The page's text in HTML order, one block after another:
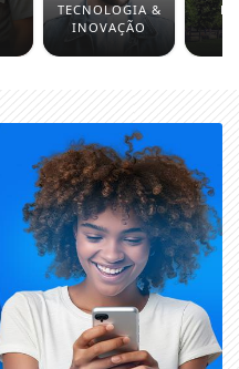
TECNOLOGIA &
INOVAÇÃO